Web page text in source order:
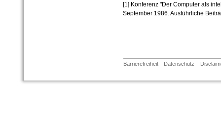
[1] Konferenz "Der Computer als
September 1986. Ausführliche
Barrierefreiheit Datenschutz